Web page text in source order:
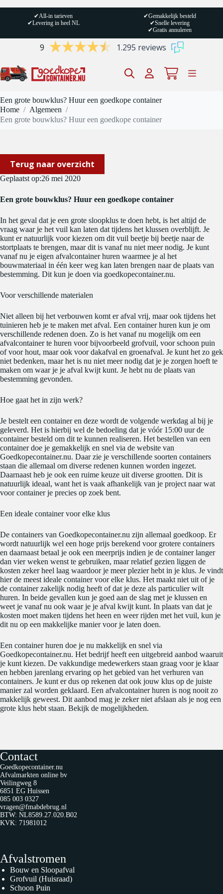
✔All-in tarieven
✔Levering in heel NL
✔Gemakkelijk besteld
✔Snelle levering
✔Gratis annuleren
9 1.295 reviews
Winkelwagen
Een grote bouwklus? Huur een goedkope container
Home / Algemeen /
Een grote bouwklus? Huur een goedkope container
Terug naar overzicht
Geplaatst op:26 mei 2020
Een grote bouwklus? Huur een goedkope container
In het geval dat je een grote sloopklus te doen hebt, is het altijd de
vraag waar je het vuil kan laten dat tijdens het klussen overblijft. Je
kunt er natuurlijk voor kiezen om dit vuil beetje bij beetje naar de
stortplaats te brengen, maar dit is vanaf nu niet meer nodig. Je kunt
vanaf nu je eigen afvalcontainer huren waarmee je al het
bouwmateriaal in één keer weg kan laten brengen naar de plaats van
bestemming. Dit kun je doen via goedkopecontainer.nu.
Voor verschillende materialen
Niet alleen bij het verbouwen komt er afval vrij, maar ook tijdens het
tuinieren heb je te maken met afval. Een container huren kun je om
verschillende redenen doen. Zo is het vanaf nu mogelijk om een
afvalcontainer te huren voor bijvoorbeeld grofvuil, voor schoon puin
of voor hout, maar ook voor dakafval en groenafval. Je kunt het zo gek
niet bedenken, maar het is nu niet meer nodig dat je je zorgen hoeft te
maken om waar je je afval kwijt kunt. Je hebt nu de plaats van
bestemming gevonden.
Hoe gaat het in zijn werk?
Je bestelt een container en deze wordt de volgende werkdag al bij je
geleverd. Het is hierbij wel de bedoeling dat je vóór 15:00 uur de
container besteld om dit te kunnen realiseren. Het bestellen van een
container doe je gemakkelijk en snel via de website van
Goedkopecontainer.nu. Daar zie je verschillende soorten containers
staan die allemaal om diverse redenen kunnen worden ingezet.
Daarnaast heb je ook een ruime keuze uit diverse grootten. Dit is
natuurlijk ideaal, want het is vaak afhankelijk van je project naar wat
voor container je precies op zoek bent.
Een ideale container voor elke klus
De containers van Goedkopecontainer.nu zijn allemaal goedkoop. Er
wordt natuurlijk wel een hoge prijs berekend voor grotere containers
en daarnaast betaal je ook een meerprijs indien je de container langer
dan vier weken wenst te gebruiken, maar relatief gezien liggen de
kosten zeker heel laag waardoor je meer plezier hebt in je klus. Je vindt
hier de meest ideale container voor elke klus. Het maakt niet uit of je
de container zakelijk nodig heeft of dat je deze als particulier wilt
huren. In beide gevallen kun je goed aan de slag met je klussen en
weet je vanaf nu ook waar je je afval kwijt kunt. In plaats van dat je
kosten moet maken tijdens het heen en weer rijden met het vuil, kun je
dit nu op een makkelijke manier voor je laten doen.
Een container huren doe je nu makkelijk en snel via
Goedkopecontainer.nu. Het bedrijf heeft een uitgebreid aanbod waaruit
je kunt kiezen. De vakkundige medewerkers staan graag voor je klaar
en hebben jarenlang ervaring op het gebied van het verhuren van
containers. Je kunt er dus op rekenen dat ook jouw klus op de juiste
manier zal worden geklaard. Een afvalcontainer huren is nog nooit zo
makkelijk geweest. Dit aanbod mag je zeker niet afslaan als je nog een
grote klus hebt staan. Bekijk de mogelijkheden.
Contact
Goedkopecontainer.nu
Afvalmarkten online bv
Veilingweg 8
6851 EG Huissen
085 003 0327
vragen@fmabdebrug.nl
BTW: NL8589.27.020.B02
KVK: 71981012
Afvalstromen
Bouw en Sloopafval
Grofvuil (Huisraad)
Schoon Puin